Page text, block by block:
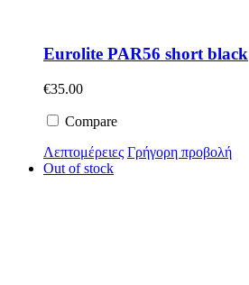
Eurolite PAR56 short black
€35.00
Compare
Λεπτομέρειες Γρήγορη προβολή
Out of stock